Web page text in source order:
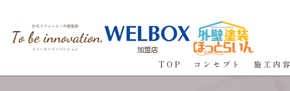
加盟店
TOP コンセプト 施工内容